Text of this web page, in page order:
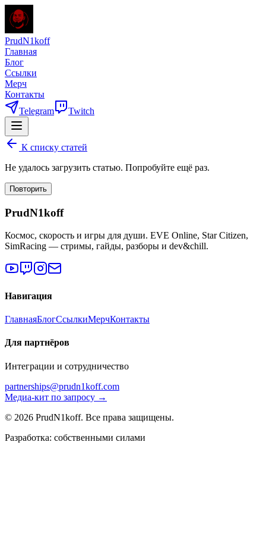
PrudN1koff
Главная
Блог
Ссылки
Мерч
Контакты
Telegram
Twitch
К списку статей
Не удалось загрузить статью. Попробуйте ещё раз.
Повторить
PrudN1koff
Космос, скорость и игры для души. EVE Online, Star Citizen,
SimRacing — стримы, гайды, разборы и dev&chill.
Навигация
ГлавнаяБлогСсылкиМерчКонтакты
Для партнёров
Интеграции и сотрудничество
partnerships@prudn1koff.com
Медиа-кит по запросу →
© 2026 PrudN1koff. Все права защищены.
Разработка: собственными силами